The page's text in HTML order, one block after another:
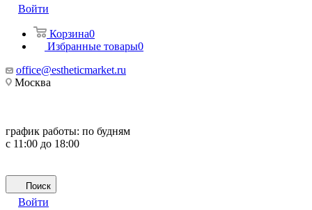
Войти
Корзина0
Избранные товары0
office@estheticmarket.ru
Москва
график работы: по будням
с 11:00 до 18:00
Поиск
Войти